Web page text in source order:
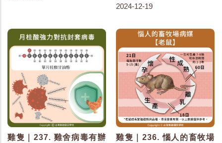
2024-12-19
雞隻｜237. 雞舍病毒有辦
雞隻｜236. 惱人的畜牧場